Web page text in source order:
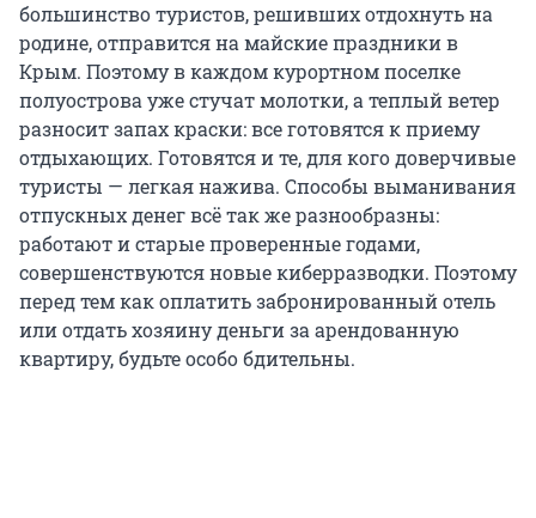
большинство туристов, решивших отдохнуть на
родине, отправится на майские праздники в
Крым. Поэтому в каждом курортном поселке
полуострова уже стучат молотки, а теплый ветер
разносит запах краски: все готовятся к приему
отдыхающих. Готовятся и те, для кого доверчивые
туристы — легкая нажива. Способы выманивания
отпускных денег всё так же разнообразны:
работают и старые проверенные годами,
совершенствуются новые киберразводки. Поэтому
перед тем как оплатить забронированный отель
или отдать хозяину деньги за арендованную
квартиру, будьте особо бдительны.